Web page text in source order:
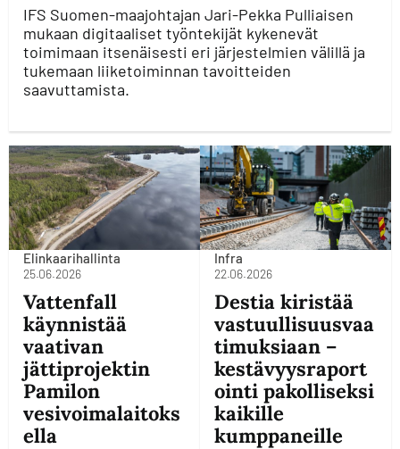
IFS Suomen-maajohtajan Jari-Pekka Pulliaisen
mukaan digitaaliset työntekijät kykenevät
toimimaan itsenäisesti eri järjestelmien välillä ja
tukemaan liiketoiminnan tavoitteiden
saavuttamista.
Elinkaarihallinta
25.06.2026
Vattenfall
käynnistää
vaativan
jättiprojektin
Pamilon
vesivoimalaitoks
ella
Infra
22.06.2026
Destia kiristää
vastuullisuusvaa
timuksiaan –
kestävyysraport
ointi pakolliseksi
kaikille
kumppaneille